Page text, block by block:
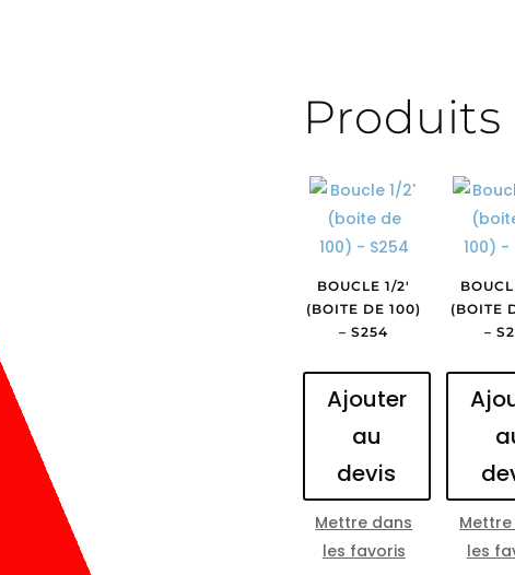
BOUCLE 1/2′
(BOITE DE 100)
– S254
Ajouter
au
devis
Mettre dans
les favoris
(BOITE
–
les